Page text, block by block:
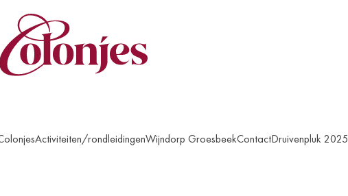
Activiteiten/rondleidingenWijndorp GroesbeekContactDruivenpluk 2025